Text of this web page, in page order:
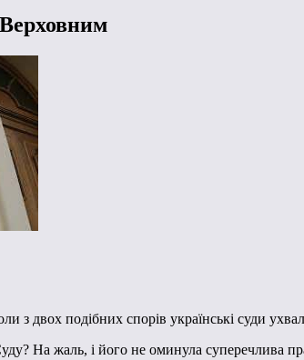
з двох подібних спорів українські суди
На жаль, і його не оминула суперечлива